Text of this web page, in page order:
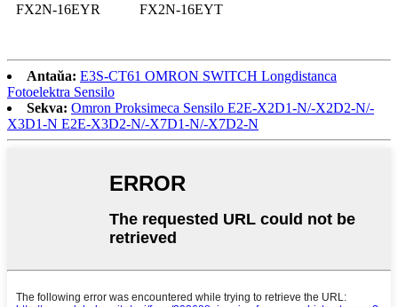
FX2N-16EYR FX2N-16EYT
Antaŭa: E3S-CT61 OMRON SWITCH Longdistanca
Fotoelektra Sensilo
Sekva: Omron Proksimeca Sensilo E2E-X2D1-N/-X2D2-N/-
X3D1-N E2E-X3D2-N/-X7D1-N/-X7D2-N